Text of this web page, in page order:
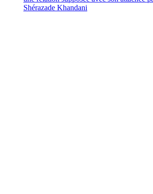
Shérazade Khandani